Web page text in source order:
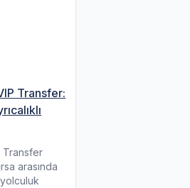
Transfer:
Transfer
arasında